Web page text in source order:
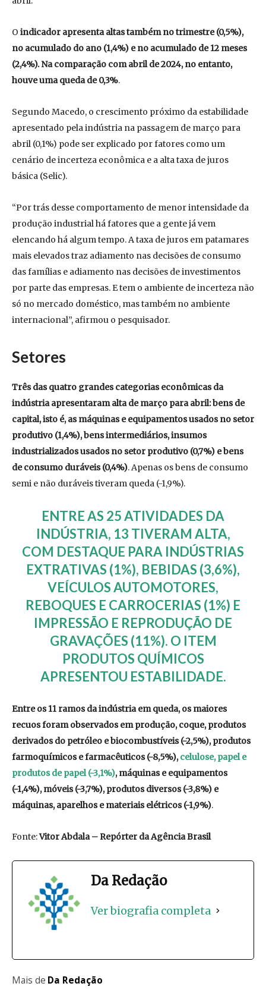
O indicador apresenta altas também no trimestre (0,5%),
no acumulado do ano (1,4%) e no acumulado de 12 meses
(2,4%). Na comparação com abril de 2024, no entanto,
houve uma queda de 0,3%.
Segundo Macedo, o crescimento próximo da estabilidade
apresentado pela indústria na passagem de março para
abril (0,1%) pode ser explicado por fatores como um
cenário de incerteza econômica e a alta taxa de juros
básica (Selic).
“Por trás desse comportamento de menor intensidade da
produção industrial há fatores que a gente já vem
elencando há algum tempo. A taxa de juros em patamares
mais elevados traz adiamento nas decisões de consumo
das famílias e adiamento nas decisões de investimentos
por parte das empresas. E tem o ambiente de incerteza não
só no mercado doméstico, mas também no ambiente
internacional”, afirmou o pesquisador.
Setores
Três das quatro grandes categorias econômicas da
indústria apresentaram alta de março para abril: bens de
capital, isto é, as máquinas e equipamentos usados no setor
produtivo (1,4%), bens intermediários, insumos
industrializados usados no setor produtivo (0,7%) e bens
de consumo duráveis (0,4%). Apenas os bens de consumo
semi e não duráveis tiveram queda (-1,9%).
ENTRE AS 25 ATIVIDADES DA
INDÚSTRIA, 13 TIVERAM ALTA,
COM DESTAQUE PARA INDÚSTRIAS
EXTRATIVAS (1%), BEBIDAS (3,6%),
VEÍCULOS AUTOMOTORES,
REBOQUES E CARROCERIAS (1%) E
IMPRESSÃO E REPRODUÇÃO DE
GRAVAÇÕES (11%). O ITEM
PRODUTOS QUÍMICOS
APRESENTOU ESTABILIDADE.
Entre os 11 ramos da indústria em queda, os maiores
recuos foram observados em produção, coque, produtos
derivados do petróleo e biocombustíveis (-2,5%), produtos
farmoquímicos e farmacêuticos (-8,5%),celulose, papel e
produtos de papel (-3,1%), máquinas e equipamentos
(-1,4%), móveis (-3,7%), produtos diversos (-3,8%) e
máquinas, aparelhos e materiais elétricos (-1,9%).
Fonte:Vitor Abdala – Repórter da Agência Brasil
Da Redação
Ver biografia completa
Mais de Da Redação